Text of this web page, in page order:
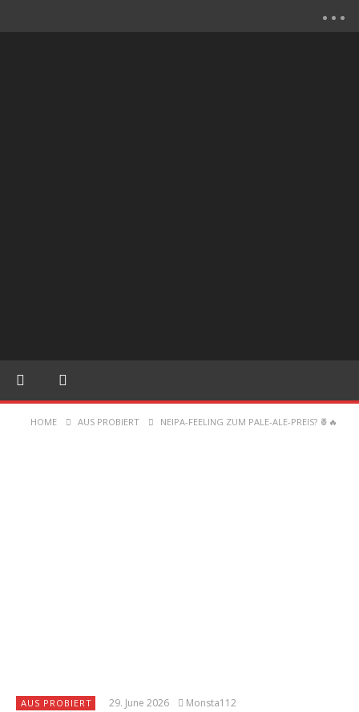
HOME AUS PROBIERT NEIPA-FEELING ZUM PALE-ALE-PREIS? 🍍🔥
AUS PROBIERT 29. June 2026 Monsta112